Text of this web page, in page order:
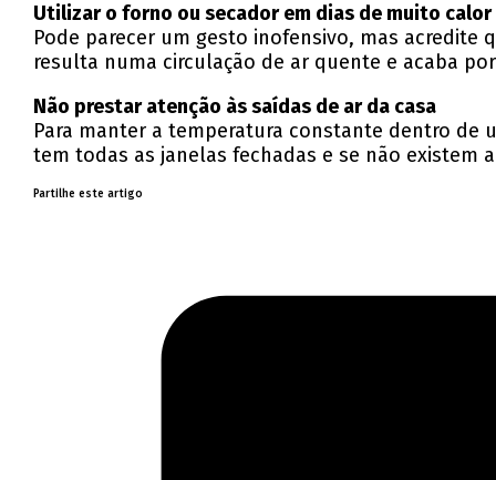
Utilizar o forno ou secador em dias de muito calor
Pode parecer um gesto inofensivo, mas
resulta numa circulação de ar quente e acaba
Não prestar atenção às saídas de ar da casa
Para manter a temperatura constante dentro de
tem todas as janelas fechadas e se não
Partilhe este artigo